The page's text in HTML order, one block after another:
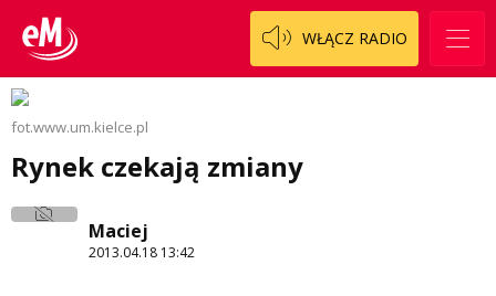
WŁĄCZ RADIO
fot.www.um.kielce.pl
Rynek czekają zmiany
Maciej
2013.04.18 13:42